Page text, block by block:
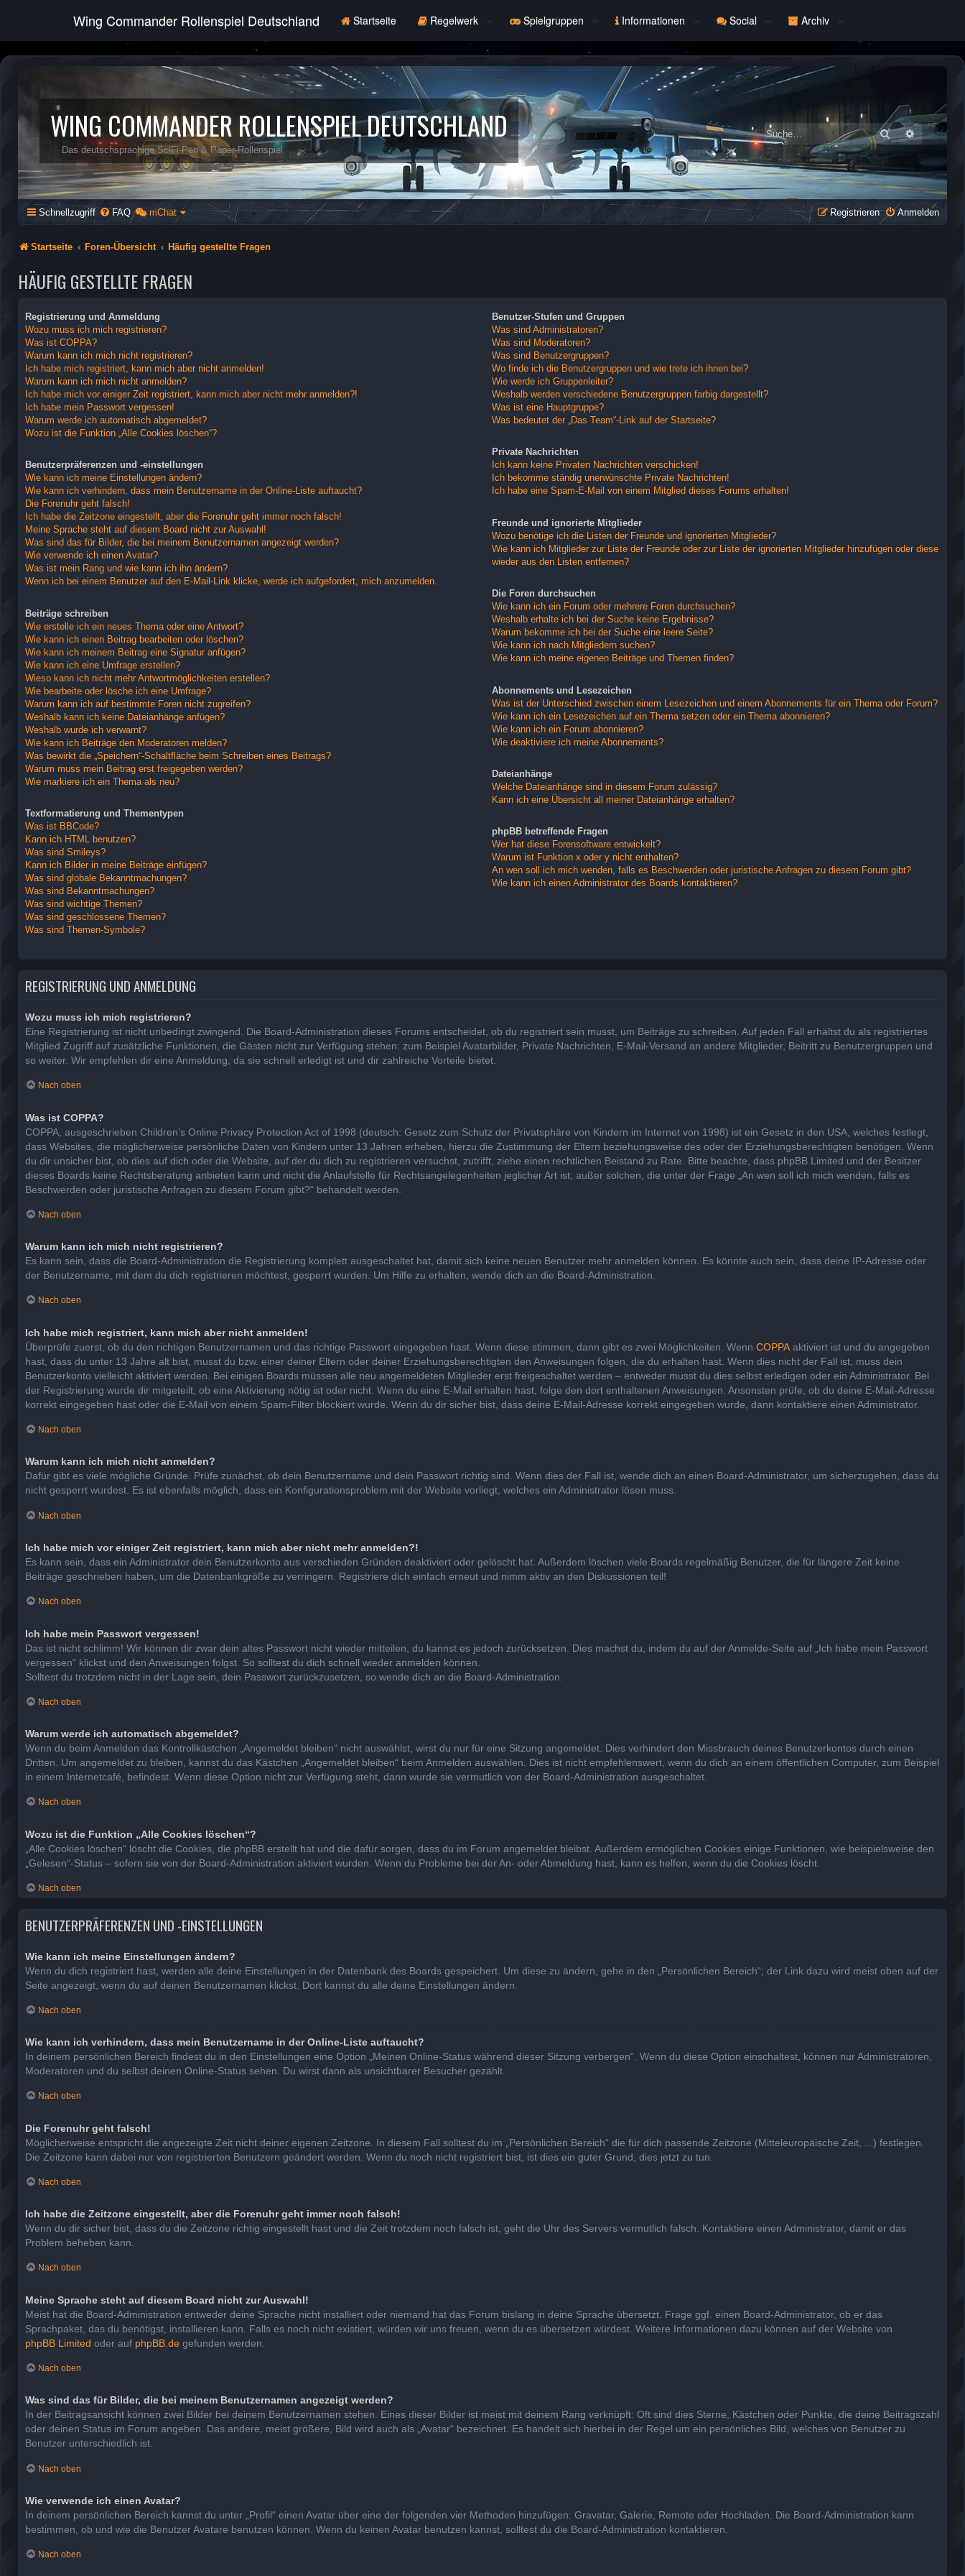
Wing Commander Rollenspiel Deutschland Startseite Regelwerk Spielgruppen Informationen Social Archiv
WING COMMANDER ROLLENSPIEL DEUTSCHLAND
Das deutschsprachige SciFi-Pen & Paper-Rollenspiel
Suche Erweiterte
Schnellzugriff FAQ mChat Anmelden
Registrieren
Startseite Foren-Übersicht Häufig gestellte Fragen
HÄUFIG GESTELLTE FRAGEN
Registrierung und Anmeldung
Wozu muss ich mich registrieren?
Was ist COPPA?
Warum kann ich mich nicht registrieren?
Ich habe mich registriert, kann mich aber nicht anmelden!
Warum kann ich mich nicht anmelden?
Ich habe mich vor einiger Zeit registriert, kann mich aber nicht mehr anmelden?!
Ich habe mein Passwort vergessen!
Warum werde ich automatisch abgemeldet?
Wozu ist die Funktion „Alle Cookies löschen“?
Benutzerpräferenzen und -einstellungen
Wie kann ich meine Einstellungen ändern?
Wie kann ich verhindern, dass mein Benutzername in der Online-Liste auftaucht?
Die Forenuhr geht falsch!
Ich habe die Zeitzone eingestellt, aber die Forenuhr geht immer noch falsch!
Meine Sprache steht auf diesem Board nicht zur Auswahl!
Was sind das für Bilder, die bei meinem Benutzernamen angezeigt werden?
Wie verwende ich einen Avatar?
Was ist mein Rang und wie kann ich ihn ändern?
Wenn ich bei einem Benutzer auf den E-Mail-Link klicke, werde ich aufgefordert, mich anzumelden.
Beiträge schreiben
Wie erstelle ich ein neues Thema oder eine Antwort?
Wie kann ich einen Beitrag bearbeiten oder löschen?
Wie kann ich meinem Beitrag eine Signatur anfügen?
Wie kann ich eine Umfrage erstellen?
Wieso kann ich nicht mehr Antwortmöglichkeiten erstellen?
Wie bearbeite oder lösche ich eine Umfrage?
Warum kann ich auf bestimmte Foren nicht zugreifen?
Weshalb kann ich keine Dateianhänge anfügen?
Weshalb wurde ich verwarnt?
Wie kann ich Beiträge den Moderatoren melden?
Was bewirkt die „Speichern“-Schaltfläche beim Schreiben eines Beitrags?
Warum muss mein Beitrag erst freigegeben werden?
Wie markiere ich ein Thema als neu?
Textformatierung und Thementypen
Was ist BBCode?
Kann ich HTML benutzen?
Was sind Smileys?
Kann ich Bilder in meine Beiträge einfügen?
Was sind globale Bekanntmachungen?
Was sind Bekanntmachungen?
Was sind wichtige Themen?
Was sind geschlossene Themen?
Was sind Themen-Symbole?
Benutzer-Stufen und Gruppen
Was sind Administratoren?
Was sind Moderatoren?
Was sind Benutzergruppen?
Wo finde ich die Benutzergruppen und wie trete ich ihnen bei?
Wie werde ich Gruppenleiter?
Weshalb werden verschiedene Benutzergruppen farbig dargestellt?
Was ist eine Hauptgruppe?
Was bedeutet der „Das Team“-Link auf der Startseite?
Private Nachrichten
Ich kann keine Privaten Nachrichten verschicken!
Ich bekomme ständig unerwünschte Private Nachrichten!
Ich habe eine Spam-E-Mail von einem Mitglied dieses Forums erhalten!
Freunde und ignorierte Mitglieder
Wozu benötige ich die Listen der Freunde und ignorierten Mitglieder?
Wie kann ich Mitglieder zur Liste der Freunde oder zur Liste der ignorierten Mitglieder hinzufügen oder diese
wieder aus den Listen entfernen?
Die Foren durchsuchen
Wie kann ich ein Forum oder mehrere Foren durchsuchen?
Weshalb erhalte ich bei der Suche keine Ergebnisse?
Warum bekomme ich bei der Suche eine leere Seite?
Wie kann ich nach Mitgliedern suchen?
Wie kann ich meine eigenen Beiträge und Themen finden?
Abonnements und Lesezeichen
Was ist der Unterschied zwischen einem Lesezeichen und einem Abonnements für ein Thema oder Forum?
Wie kann ich ein Lesezeichen auf ein Thema setzen oder ein Thema abonnieren?
Wie kann ich ein Forum abonnieren?
Wie deaktiviere ich meine Abonnements?
Dateianhänge
Welche Dateianhänge sind in diesem Forum zulässig?
Kann ich eine Übersicht all meiner Dateianhänge erhalten?
phpBB betreffende Fragen
Wer hat diese Forensoftware entwickelt?
Warum ist Funktion x oder y nicht enthalten?
An wen soll ich mich wenden, falls es Beschwerden oder juristische Anfragen zu diesem Forum gibt?
Wie kann ich einen Administrator des Boards kontaktieren?
REGISTRIERUNG UND ANMELDUNG
Wozu muss ich mich registrieren?
Eine Registrierung ist nicht unbedingt zwingend. Die Board-Administration dieses Forums entscheidet, ob du registriert sein musst, um Beiträge zu schreiben. Auf jeden Fall erhältst du als registriertes
Mitglied Zugriff auf zusätzliche Funktionen, die Gästen nicht zur Verfügung stehen: zum Beispiel Avatarbilder, Private Nachrichten, E-Mail-Versand an andere Mitglieder, Beitritt zu Benutzergruppen und
so weiter. Wir empfehlen dir eine Anmeldung, da sie schnell erledigt ist und dir zahlreiche Vorteile bietet.
Nach oben
Was ist COPPA?
COPPA, ausgeschrieben Children’s Online Privacy Protection Act of 1998 (deutsch: Gesetz zum Schutz der Privatsphäre von Kindern im Internet von 1998) ist ein Gesetz in den USA, welches festlegt,
dass Websites, die möglicherweise persönliche Daten von Kindern unter 13 Jahren erheben, hierzu die Zustimmung der Eltern beziehungsweise des oder der Erziehungsberechtigten benötigen. Wenn
du dir unsicher bist, ob dies auf dich oder die Website, auf der du dich zu registrieren versuchst, zutrifft, ziehe einen rechtlichen Beistand zu Rate. Bitte beachte, dass phpBB Limited und der Besitzer
dieses Boards keine Rechtsberatung anbieten kann und nicht die Anlaufstelle für Rechtsangelegenheiten jeglicher Art ist; außer solchen, die unter der Frage „An wen soll ich mich wenden, falls es
Beschwerden oder juristische Anfragen zu diesem Forum gibt?“ behandelt werden.
Nach oben
Warum kann ich mich nicht registrieren?
Es kann sein, dass die Board-Administration die Registrierung komplett ausgeschaltet hat, damit sich keine neuen Benutzer mehr anmelden können. Es könnte auch sein, dass deine IP-Adresse oder
der Benutzername, mit dem du dich registrieren möchtest, gesperrt wurden. Um Hilfe zu erhalten, wende dich an die Board-Administration.
Nach oben
Ich habe mich registriert, kann mich aber nicht anmelden!
Überprüfe zuerst, ob du den richtigen Benutzernamen und das richtige Passwort eingegeben hast. Wenn diese stimmen, dann gibt es zwei Möglichkeiten. Wenn COPPA aktiviert ist und du angegeben
hast, dass du unter 13 Jahre alt bist, musst du bzw. einer deiner Eltern oder deiner Erziehungsberechtigten den Anweisungen folgen, die du erhalten hast. Wenn dies nicht der Fall ist, muss dein
Benutzerkonto vielleicht aktiviert werden. Bei einigen Boards müssen alle neu angemeldeten Mitglieder erst freigeschaltet werden – entweder musst du dies selbst erledigen oder ein Administrator. Bei
der Registrierung wurde dir mitgeteilt, ob eine Aktivierung nötig ist oder nicht. Wenn du eine E-Mail erhalten hast, folge den dort enthaltenen Anweisungen. Ansonsten prüfe, ob du deine E-Mail-Adresse
korrekt eingegeben hast oder die E-Mail von einem Spam-Filter blockiert wurde. Wenn du dir sicher bist, dass deine E-Mail-Adresse korrekt eingegeben wurde, dann kontaktiere einen Administrator.
Nach oben
Warum kann ich mich nicht anmelden?
Dafür gibt es viele mögliche Gründe. Prüfe zunächst, ob dein Benutzername und dein Passwort richtig sind. Wenn dies der Fall ist, wende dich an einen Board-Administrator, um sicherzugehen, dass du
nicht gesperrt wurdest. Es ist ebenfalls möglich, dass ein Konfigurationsproblem mit der Website vorliegt, welches ein Administrator lösen muss.
Nach oben
Ich habe mich vor einiger Zeit registriert, kann mich aber nicht mehr anmelden?!
Es kann sein, dass ein Administrator dein Benutzerkonto aus verschieden Gründen deaktiviert oder gelöscht hat. Außerdem löschen viele Boards regelmäßig Benutzer, die für längere Zeit keine
Beiträge geschrieben haben, um die Datenbankgröße zu verringern. Registriere dich einfach erneut und nimm aktiv an den Diskussionen teil!
Nach oben
Ich habe mein Passwort vergessen!
Das ist nicht schlimm! Wir können dir zwar dein altes Passwort nicht wieder mitteilen, du kannst es jedoch zurücksetzen. Dies machst du, indem du auf der Anmelde-Seite auf „Ich habe mein Passwort
vergessen“ klickst und den Anweisungen folgst. So solltest du dich schnell wieder anmelden können.
Solltest du trotzdem nicht in der Lage sein, dein Passwort zurückzusetzen, so wende dich an die Board-Administration.
Nach oben
Warum werde ich automatisch abgemeldet?
Wenn du beim Anmelden das Kontrollkästchen „Angemeldet bleiben“ nicht auswählst, wirst du nur für eine Sitzung angemeldet. Dies verhindert den Missbrauch deines Benutzerkontos durch einen
Dritten. Um angemeldet zu bleiben, kannst du das Kästchen „Angemeldet bleiben“ beim Anmelden auswählen. Dies ist nicht empfehlenswert, wenn du dich an einem öffentlichen Computer, zum Beispiel
in einem Internetcafé, befindest. Wenn diese Option nicht zur Verfügung steht, dann wurde sie vermutlich von der Board-Administration ausgeschaltet.
Nach oben
Wozu ist die Funktion „Alle Cookies löschen“?
„Alle Cookies löschen“ löscht die Cookies, die phpBB erstellt hat und die dafür sorgen, dass du im Forum angemeldet bleibst. Außerdem ermöglichen Cookies einige Funktionen, wie beispielsweise den
„Gelesen“-Status – sofern sie von der Board-Administration aktiviert wurden. Wenn du Probleme bei der An- oder Abmeldung hast, kann es helfen, wenn du die Cookies löscht.
Nach oben
BENUTZERPRÄFERENZEN UND -EINSTELLUNGEN
Wie kann ich meine Einstellungen ändern?
Wenn du dich registriert hast, werden alle deine Einstellungen in der Datenbank des Boards gespeichert. Um diese zu ändern, gehe in den „Persönlichen Bereich“; der Link dazu wird meist oben auf der
Seite angezeigt, wenn du auf deinen Benutzernamen klickst. Dort kannst du alle deine Einstellungen ändern.
Nach oben
Wie kann ich verhindern, dass mein Benutzername in der Online-Liste auftaucht?
In deinem persönlichen Bereich findest du in den Einstellungen eine Option „Meinen Online-Status während dieser Sitzung verbergen“. Wenn du diese Option einschaltest, können nur Administratoren,
Moderatoren und du selbst deinen Online-Status sehen. Du wirst dann als unsichtbarer Besucher gezählt.
Nach oben
Die Forenuhr geht falsch!
Möglicherweise entspricht die angezeigte Zeit nicht deiner eigenen Zeitzone. In diesem Fall solltest du im „Persönlichen Bereich“ die für dich passende Zeitzone (Mitteleuropäische Zeit, ...) festlegen.
Die Zeitzone kann dabei nur von registrierten Benutzern geändert werden. Wenn du noch nicht registriert bist, ist dies ein guter Grund, dies jetzt zu tun.
Nach oben
Ich habe die Zeitzone eingestellt, aber die Forenuhr geht immer noch falsch!
Wenn du dir sicher bist, dass du die Zeitzone richtig eingestellt hast und die Zeit trotzdem noch falsch ist, geht die Uhr des Servers vermutlich falsch. Kontaktiere einen Administrator, damit er das
Problem beheben kann.
Nach oben
Meine Sprache steht auf diesem Board nicht zur Auswahl!
Meist hat die Board-Administration entweder deine Sprache nicht installiert oder niemand hat das Forum bislang in deine Sprache übersetzt. Frage ggf. einen Board-Administrator, ob er das
Sprachpaket, das du benötigst, installieren kann. Falls es noch nicht existiert, würden wir uns freuen, wenn du es übersetzen würdest. Weitere Informationen dazu können auf der Website von
phpBB Limited oder auf phpBB.de gefunden werden.
Nach oben
Was sind das für Bilder, die bei meinem Benutzernamen angezeigt werden?
In der Beitragsansicht können zwei Bilder bei deinem Benutzernamen stehen. Eines dieser Bilder ist meist mit deinem Rang verknüpft: Oft sind dies Sterne, Kästchen oder Punkte, die deine Beitragszahl
oder deinen Status im Forum angeben. Das andere, meist größere, Bild wird auch als „Avatar“ bezeichnet. Es handelt sich hierbei in der Regel um ein persönliches Bild, welches von Benutzer zu
Benutzer unterschiedlich ist.
Nach oben
Wie verwende ich einen Avatar?
In deinem persönlichen Bereich kannst du unter „Profil“ einen Avatar über eine der folgenden vier Methoden hinzufügen: Gravatar, Galerie, Remote oder Hochladen. Die Board-Administration kann
bestimmen, ob und wie die Benutzer Avatare benutzen können. Wenn du keinen Avatar benutzen kannst, solltest du die Board-Administration kontaktieren.
Nach oben